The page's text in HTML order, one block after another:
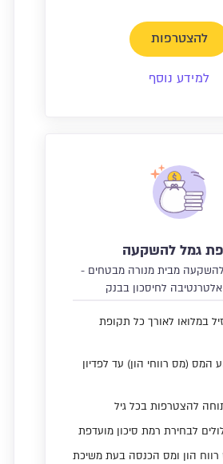
להצטרפות
למידע נוסף
גמל להשקעה
מבית מנורה מבטחים -
לחיסכון בבנק
במלואו לאורך כל תקופת
המס (מס רווחי הון) עד לפדיון
להצטרפות בכל גיל
לבחירת רמת סיכון מועדפת
הון ומס הכנסה בעת משיכת